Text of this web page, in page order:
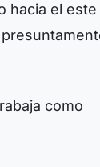
hacia el este
como